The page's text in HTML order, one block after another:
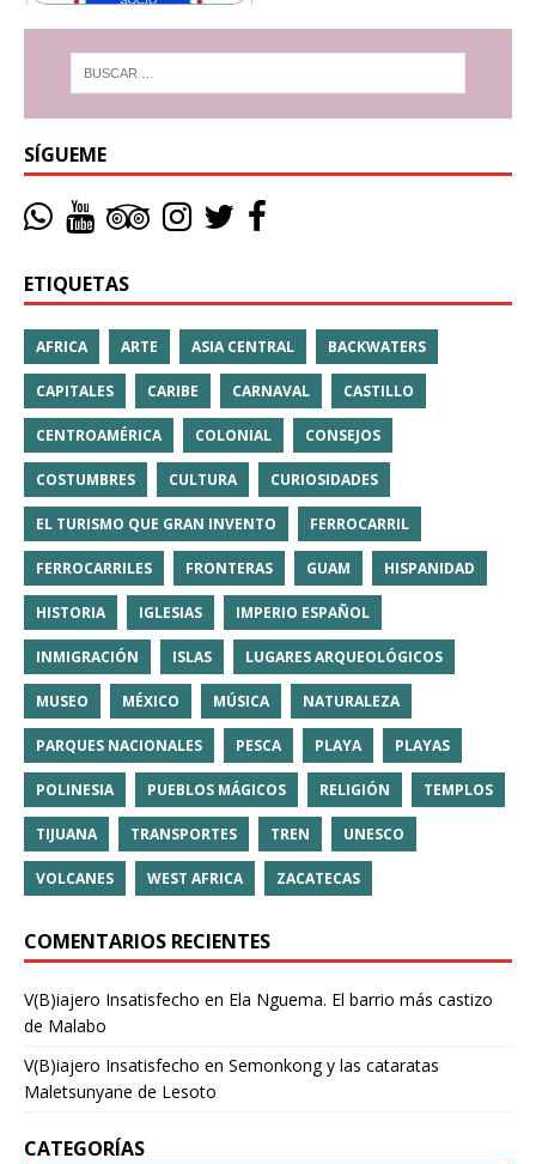
SÍGUEME
ETIQUETAS
AFRICA ARTE ASIA CENTRAL BACKWATERS
CAPITALES CARIBE CARNAVAL CASTILLO
CENTROAMÉRICA COLONIAL CONSEJOS
COSTUMBRES CULTURA CURIOSIDADES
EL TURISMO QUE GRAN INVENTO FERROCARRIL
FERROCARRILES FRONTERAS GUAM HISPANIDAD
HISTORIA IGLESIAS IMPERIO ESPAÑOL
INMIGRACIÓN ISLAS LUGARES ARQUEOLÓGICOS
MUSEO MÉXICO MÚSICA NATURALEZA
PARQUES NACIONALES PESCA PLAYA PLAYAS
POLINESIA PUEBLOS MÁGICOS RELIGIÓN TEMPLOS
TIJUANA TRANSPORTES TREN UNESCO
VOLCANES WEST AFRICA ZACATECAS
COMENTARIOS RECIENTES
V(B)iajero Insatisfecho en Ela Nguema. El barrio más castizo
de Malabo
V(B)iajero Insatisfecho en Semonkong y las cataratas
Maletsunyane de Lesoto
CATEGORÍAS